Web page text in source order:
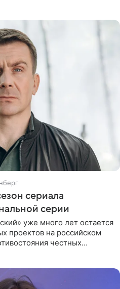
сериала
серии
уже много лет остается
проектов на российском
честных